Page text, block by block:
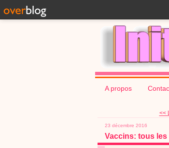
A propos
<<
23 décembre 2016
Vaccins: tous